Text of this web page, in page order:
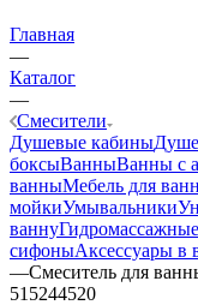
Главная
—
Каталог
—
Смесители
Душевые кабины
боксыВанныВанны с
ванныМебель для
мойкиУмывальники
ванну
сифоныАксессуары в
—Смеситель для
515244520